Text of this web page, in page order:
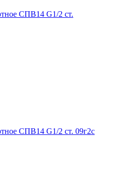
СПВ14 G1/2 ст.
СПВ14 G1/2 ст. 09г2с